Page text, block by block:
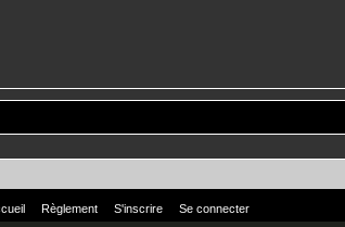
Règlement S'inscrire Se connecter